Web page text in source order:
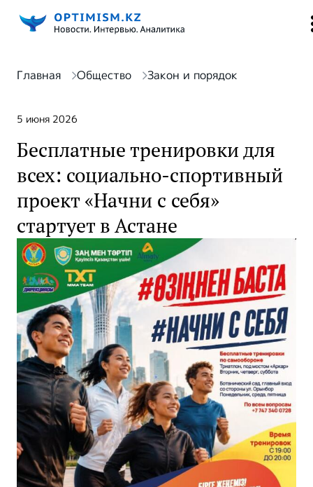
Главная Общество Закон и порядок
5 июня 2026
Бесплатные тренировки для
всех: социально-спортивный
проект «Начни с себя»
стартует в Астане